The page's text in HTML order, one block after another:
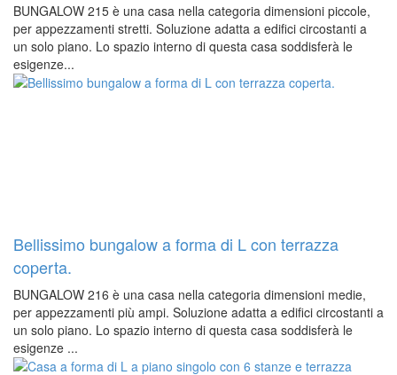
BUNGALOW 215 è una casa nella categoria dimensioni piccole,
per appezzamenti stretti. Soluzione adatta a edifici circostanti a
un solo piano. Lo spazio interno di questa casa soddisferà le
esigenze...
Bellissimo bungalow a forma di L con terrazza
coperta.
BUNGALOW 216 è una casa nella categoria dimensioni medie,
per appezzamenti più ampi. Soluzione adatta a edifici circostanti a
un solo piano. Lo spazio interno di questa casa soddisferà le
esigenze ...